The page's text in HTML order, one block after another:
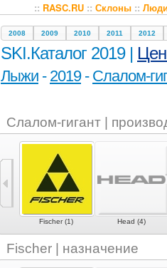
:: RASC.RU:: Склоны::
2008 2009 2010 2011 2012
SKI.Каталог 2019 |
Лыжи - 2019- Слалом-
Слалом-гигант |
Fischer (1) Head (4)
Fischer | назначение